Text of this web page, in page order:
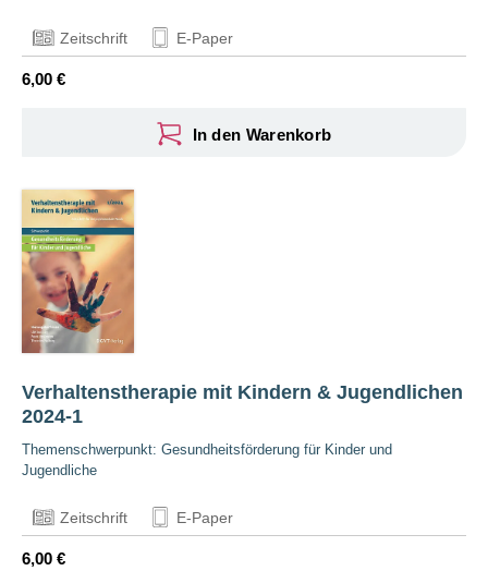
Zeitschrift E-Paper
6,00 €
In den Warenkorb
Verhaltenstherapie mit Kindern & Jugendlichen
2024-1
Themenschwerpunkt: Gesundheitsförderung für Kinder und
Jugendliche
Zeitschrift E-Paper
6,00 €